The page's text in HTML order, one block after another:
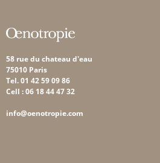
58 rue du chateau d'eau
75010 Paris
Tel. 01 42 59 09 86
Cell : 06 18 44 47 32
info@oenotropie.com